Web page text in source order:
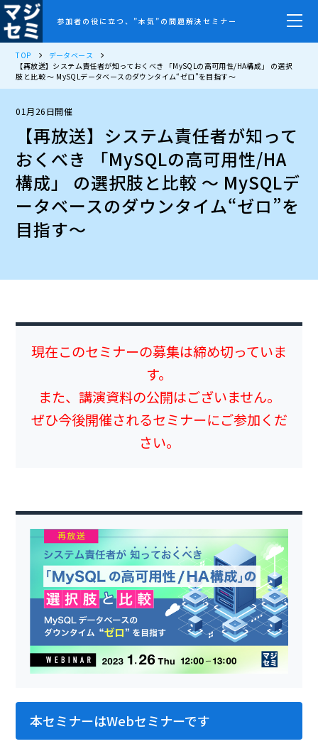
参加者の役に立つ、”本気”の問題解決セミナー
TOP
データベース
【再放送】システム責任者が知っておくべき 「MySQLの高可用性/HA構成」 の選択
肢と比較 〜 MySQLデータベースのダウンタイム“ゼロ”を目指す〜
01月26日開催
【再放送】システム責任者が知って
おくべき 「MySQLの高可用性/HA
構成」 の選択肢と比較 〜 MySQLデ
ータベースのダウンタイム“ゼロ”を
目指す〜
現在このセミナーの募集は締め切っていま
す。
また、講演資料の公開はございません。
ぜひ今後開催されるセミナーにご参加くだ
さい。
本セミナーはWebセミナーです